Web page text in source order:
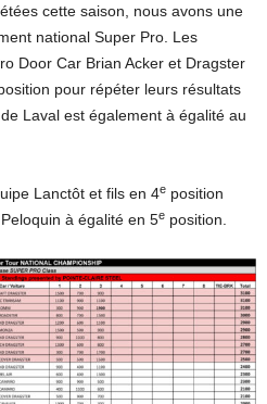
cette saison, nous avons une
national Super Pro. Les
Door Car Brian Acker et Dragster
pour répéter leurs résultats
Laval est également à égalité au
Lanctôt et fils en 4e position
à égalité en 5e position.